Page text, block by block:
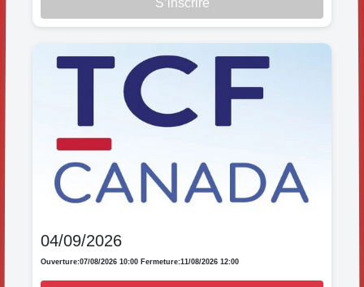
S’inscrire
04/09/2026
Ouverture:07/08/2026 10:00 Fermeture:11/08/2026 12:00